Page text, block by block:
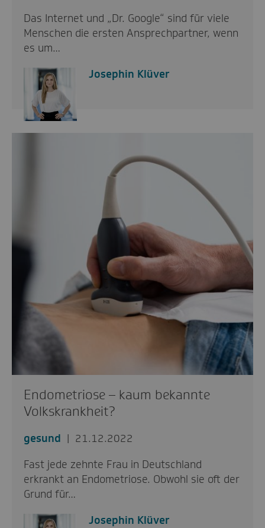
Das Internet und „Dr. Google“ sind für viele
Menschen die ersten Ansprechpartner, wenn
es um…
Josephin Klüver
Endometriose – kaum bekannte
Volkskrankheit?
gesund
21.12.2022
Fast jede zehnte Frau in Deutschland
erkrankt an Endometriose. Obwohl sie oft der
Grund für…
Josephin Klüver